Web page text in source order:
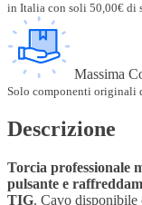
in Italia con soli 50,00€ di
Massima
Solo componenti originali
Descrizione
Torcia professionale
pulsante e
TIG. Cavo disponibile